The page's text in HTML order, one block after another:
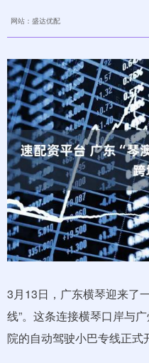
网站：盛达优配
3月13日，广东横琴迎来了
线”。这条连接横琴口岸与
院的自动驾驶小巴专线正式